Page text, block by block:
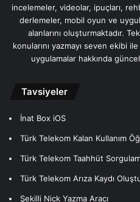
incelemeler, videolar, ipuçları,
derlemeler, mobil oyun ve
alanlarını oluşturmaktadır.
konularını yazmayı seven ekibi
uygulamalar hakkında
Tavsiyeler
İnat Box iOS
Türk Telekom Kalan Kullanım
Türk Telekom Taahhüt
Türk Telekom Arıza Kaydı
Şekilli Nick Yazma Aracı